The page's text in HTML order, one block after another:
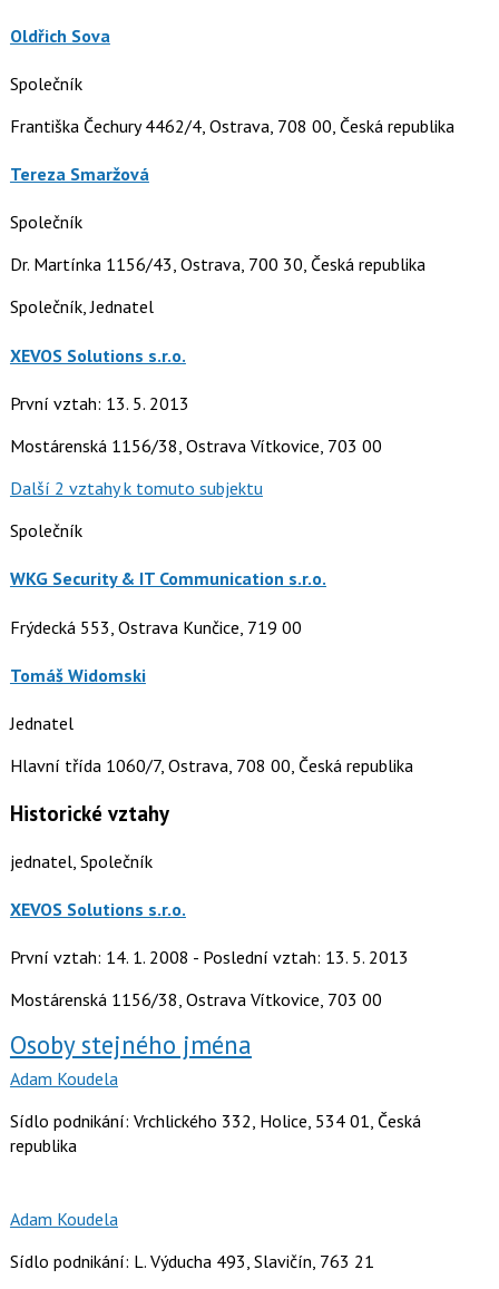
Oldřich Sova
Společník
Františka Čechury 4462/4, Ostrava, 708 00, Česká republika
Tereza Smaržová
Společník
Dr. Martínka 1156/43, Ostrava, 700 30, Česká republika
Společník, Jednatel
XEVOS Solutions s.r.o.
První vztah: 13. 5. 2013
Mostárenská 1156/38, Ostrava Vítkovice, 703 00
Další 2 vztahy k tomuto subjektu
Společník
WKG Security & IT Communication s.r.o.
Frýdecká 553, Ostrava Kunčice, 719 00
Tomáš Widomski
Jednatel
Hlavní třída 1060/7, Ostrava, 708 00, Česká republika
Historické vztahy
jednatel, Společník
XEVOS Solutions s.r.o.
První vztah: 14. 1. 2008 - Poslední vztah: 13. 5. 2013
Mostárenská 1156/38, Ostrava Vítkovice, 703 00
Osoby stejného jména
Adam Koudela
Sídlo podnikání: Vrchlického 332, Holice, 534 01, Česká
republika
Adam Koudela
Sídlo podnikání: L. Výducha 493, Slavičín, 763 21